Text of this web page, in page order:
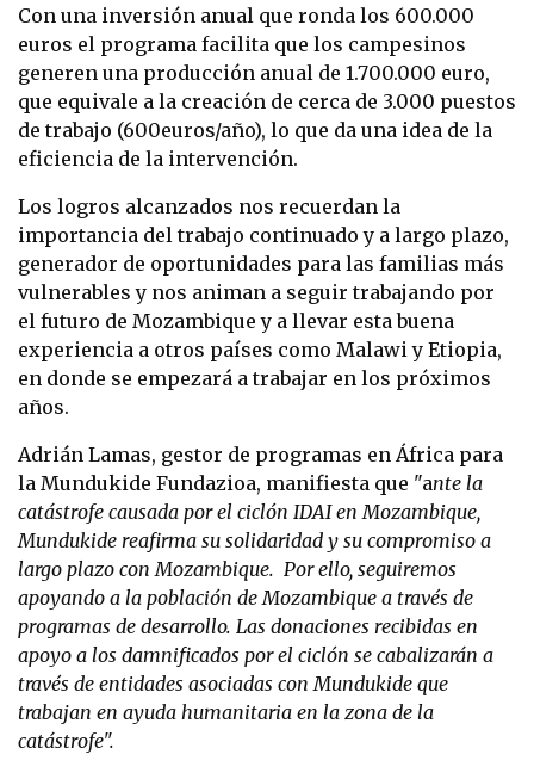
Con una inversión anual que ronda los 600.000
euros el programa facilita que los campesinos
generen una producción anual de 1.700.000 euro,
que equivale a la creación de cerca de 3.000 puestos
de trabajo (600euros/año), lo que da una idea de la
eficiencia de la intervención.
Los logros alcanzados nos recuerdan la
importancia del trabajo continuado y a largo plazo,
generador de oportunidades para las familias más
vulnerables y nos animan a seguir trabajando por
el futuro de Mozambique y a llevar esta buena
experiencia a otros países como Malawi y Etiopia,
en donde se empezará a trabajar en los próximos
años.
Adrián Lamas, gestor de programas en África para
la Mundukide Fundazioa, manifiesta que "ante la
catástrofe causada por el ciclón IDAI en Mozambique,
Mundukide reafirma su solidaridad y su compromiso a
largo plazo con Mozambique. Por ello, seguiremos
apoyando a la población de Mozambique a través de
programas de desarrollo. Las donaciones recibidas en
apoyo a los damnificados por el ciclón se cabalizarán a
través de entidades asociadas con Mundukide que
trabajan en ayuda humanitaria en la zona de la
catástrofe".